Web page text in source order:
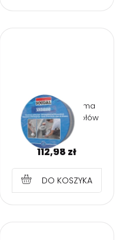
SOUDABAND Taśma
dekarska - kolor ołów
22,5 cm
112,98 zł
DO KOSZYKA